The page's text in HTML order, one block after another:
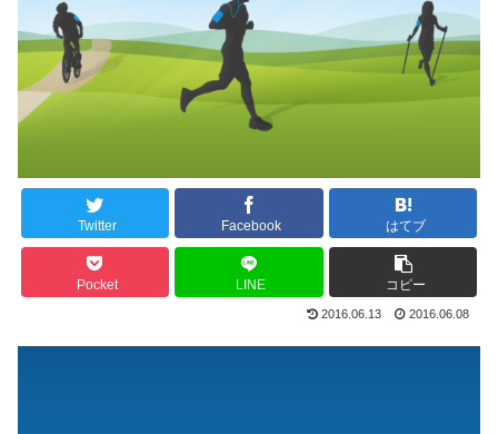
Twitter Facebook はてブ
Pocket LINE コピー
2016.06.13 2016.06.08